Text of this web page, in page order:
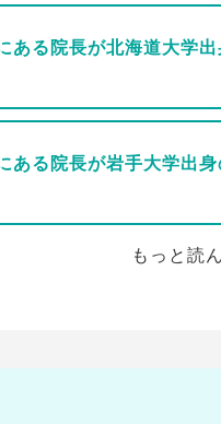
ある院長が北海道大学出
ある院長が岩手大学出身
もっと読